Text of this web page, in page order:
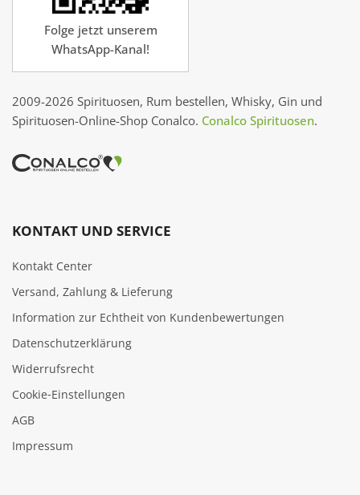
Folge jetzt unserem
WhatsApp-Kanal!
2009-2026 Spirituosen, Rum bestellen, Whisky, Gin und
Spirituosen-Online-Shop Conalco. Conalco Spirituosen.
KONTAKT UND SERVICE
Kontakt Center
Versand, Zahlung & Lieferung
Information zur Echtheit von Kundenbewertungen
Datenschutzerklärung
Widerrufsrecht
Cookie‑Einstellungen
AGB
Impressum